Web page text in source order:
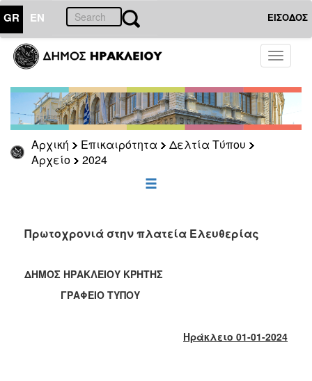
GR EN ΕΙΣΟΔΟΣ
Toggle
Αρχική Επικαιρότητα
Δελτία Τύπου
Αρχείο
2024
ΕΠΙΚΑΙΡΟΤΗΤΑ
Τύπου
Αρχείο
2026
2025
2021
2019
2018
Πρωτοχρονιά στην πλατεία Ελευθερίας
ΔΗΜΟΣ ΗΡΑΚΛΕΙΟΥ ΚΡΗΤΗΣ
ΓΡΑΦΕΙΟ ΤΥΠΟΥ
Ηράκλειο 01-01-2024